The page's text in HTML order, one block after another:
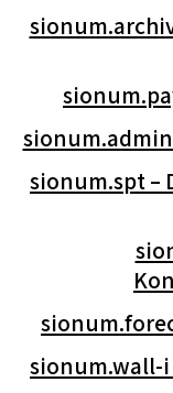
sionum.spt –
sionum.wall-i